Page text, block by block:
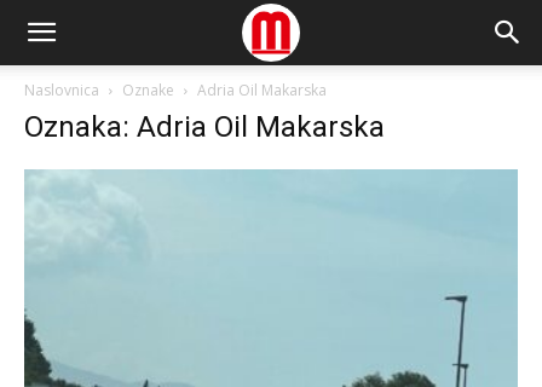
Naslovnica Oznake Adria Oil Makarska
Oznaka: Adria Oil Makarska